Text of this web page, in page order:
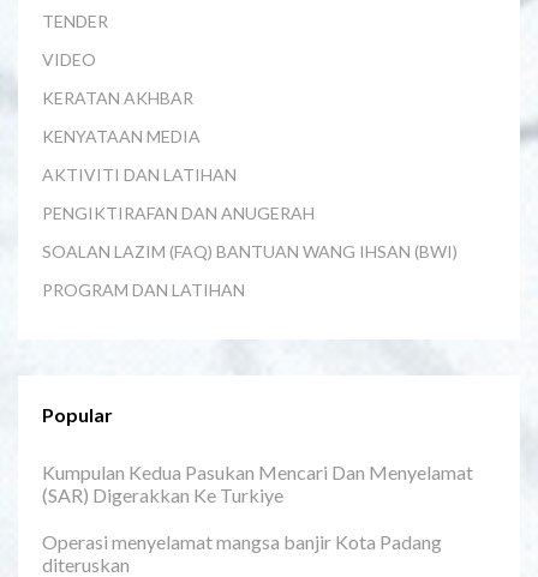
TENDER
VIDEO
KERATAN AKHBAR
KENYATAAN MEDIA
AKTIVITI DAN LATIHAN
PENGIKTIRAFAN DAN ANUGERAH
SOALAN LAZIM (FAQ) BANTUAN WANG IHSAN (BWI)
PROGRAM DAN LATIHAN
Popular
Kumpulan Kedua Pasukan Mencari Dan Menyelamat
(SAR) Digerakkan Ke Turkiye
Operasi menyelamat mangsa banjir Kota Padang
diteruskan